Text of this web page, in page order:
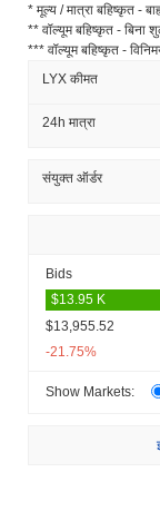
* मूल्य / मात्रा बहिष्कृत -
** वॉल्यूम बहिष्कृत -
*** वॉल्यूम बहिष्कृत -
LYX कीमत
24h मात्रा
संयुक्त ऑर्डर
Bids
$13,955.52
-21.75%
Show Markets: